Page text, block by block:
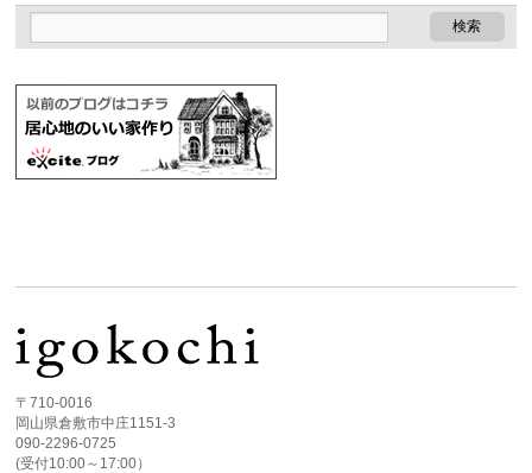
〒710-0016
岡山県倉敷市中庄1151-3
090-2296-0725
(受付10:00～17:00）